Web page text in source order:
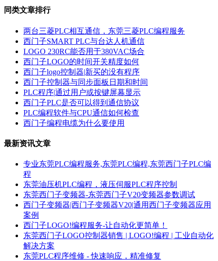
同类文章排行
两台三菱PLC相互通信，东莞三菱PLC编程服务
西门子SMART PLC与台达人机通信
LOGO 230RC能否用于380VAC场合
西门子LOGO的时间开关精度如何
西门子logo控制器|新买的没有程序
西门子控制器与同步面板日期和时间
PLC程序|通过用户或按键屏幕显示
西门子PLC是否可以得到通信协议
PLC编程软件与CPU通信如何检查
西门子编程电缆为什么要使用
最新资讯文章
专业东莞PLC编程服务,东莞PLC编程,东莞西门子PLC编
程
东莞油压机PLC编程，液压伺服PLC程序控制
东莞西门子变频器-东莞西门子V20变频器参数调试
西门子变频器|西门子变频器V20|通用西门子变频器应用
案例
西门子LOGO!编程服务-让自动化更简单！
东莞西门子LOGO控制器销售 | LOGO!编程 | 工业自动化
解决方案
东莞PLC程序维修 - 快速响应，精准修复